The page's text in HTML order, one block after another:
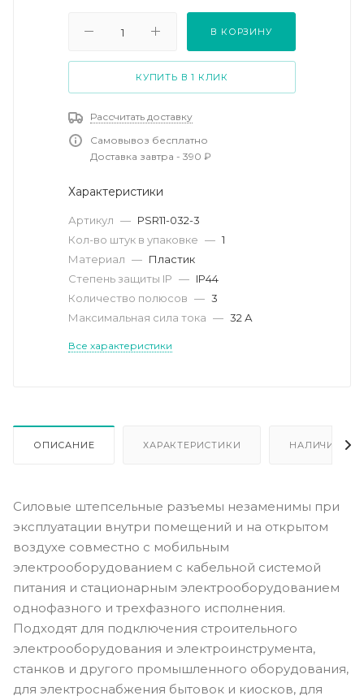
В КОРЗИНУ
КУПИТЬ В 1 КЛИК
Рассчитать доставку
Самовывоз бесплатно
Доставка завтра - 390 ₽
Характеристики
Артикул — PSR11-032-3
Кол-во штук в упаковке — 1
Материал — Пластик
Степень защиты IP — IP44
Количество полюсов — 3
Максимальная сила тока — 32 А
Все характеристики
ОПИСАНИЕ ХАРАКТЕРИСТИКИ НАЛИЧИЕ
Силовые штепсельные разъемы незаменимы при
эксплуатации внутри помещений и на открытом
воздухе совместно с мобильным
электрооборудованием с кабельной системой
питания и стационарным электрооборудованием
однофазного и трехфазного исполнения.
Подходят для подключения строительного
электрооборудования и электроинструмента,
станков и другого промышленного оборудования,
для электроснабжения бытовок и киосков, для